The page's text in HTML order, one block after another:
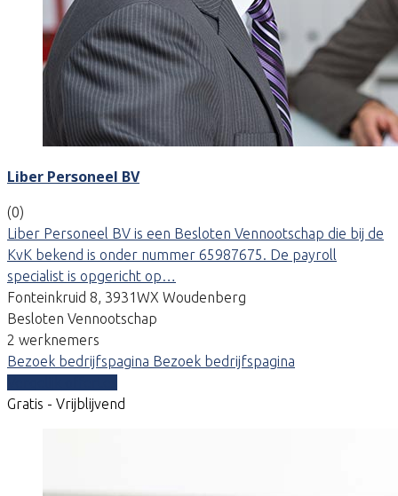
Liber Personeel BV
(0)
Liber Personeel BV is een Besloten Vennootschap die bij de
KvK bekend is onder nummer 65987675. De payroll
specialist is opgericht op…
Fonteinkruid 8, 3931WX Woudenberg
Besloten Vennootschap
2 werknemers
Bezoek bedrijfspagina Bezoek bedrijfspagina
Gratis - Vrijblijvend